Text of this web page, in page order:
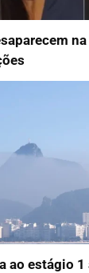
ao estágio 1